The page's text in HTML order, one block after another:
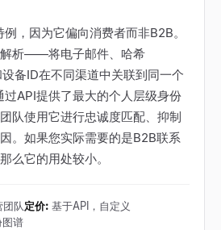
，因为它偏向消费者而非B2B。
析——将电子邮件、哈希
备ID在不同渠道中关联到同一个
API提供了最大的个人层级身份
队使用它进行忠诚度匹配、抑制
。如果您实际需要的是B2B联系
么它的用处较小。
队定价: 基于API，自定义
图谱